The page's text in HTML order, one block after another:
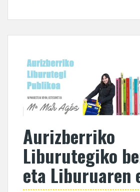
Aurizberriko
Liburutegiko
eta Liburuaren